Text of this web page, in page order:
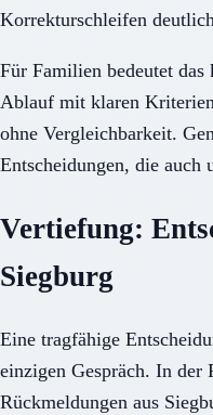
Korrekturschleifen
Für Familien bedeutet
Ablauf mit klaren
ohne Vergleichbarkeit.
Entscheidungen, die
Vertiefung:
Siegburg
Eine tragfähige
einzigen Gespräch. In der
Rückmeldungen aus